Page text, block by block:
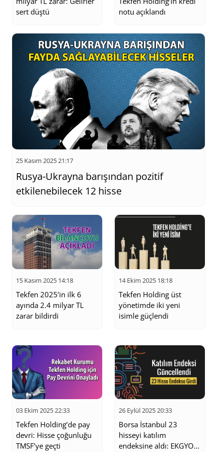
sert düştü
notu açıklandı
25 Kasım 2025 21:17
Rusya-Ukrayna barışından pozitif
etkilenebilecek 12 hisse
15 Kasım 2025 14:18
Tekfen 2025’in ilk 6
ayında 2.4 milyar TL
zarar bildirdi
14 Ekim 2025 18:18
Tekfen Holding üst
yönetimde iki yeni
isimle güçlendi
03 Ekim 2025 22:33
Tekfen Holding’de pay
devri: Hisse çoğunluğu
TMSF’ye geçti
26 Eylül 2025 20:33
Borsa İstanbul 23
hisseyi katılım
endeksine aldı: EKGYO